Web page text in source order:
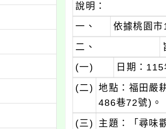
說明：
一、
依據桃園
二、
(一) 日期：
(二) 地點：福田嚴
486巷72號)。
(三)
主題：「尋味